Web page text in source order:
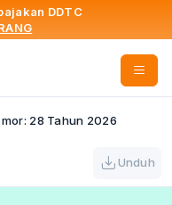
DDTC
28 Tahun 2026
Unduh